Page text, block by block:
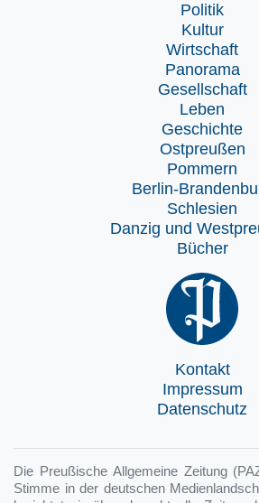
Politik
Kultur
Wirtschaft
Panorama
Gesellschaft
Leben
Geschichte
Ostpreußen
Pommern
Berlin-
Schlesien
Danzig und
Bücher
Kontakt
Impressum
Datenschutz
Die Preußische Allgemeine Zeitung
Stimme in der deutschen